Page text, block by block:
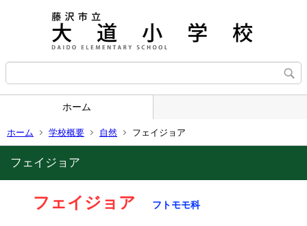
ホーム
ホーム 学校概要 自然 フェイジョア
フェイジョア
フェイジョア フトモモ科